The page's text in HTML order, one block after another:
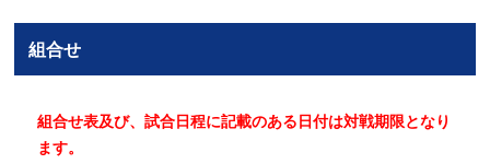
組合せ
組合せ表及び、試合日程に記載のある日付は対戦期限となり
ます。